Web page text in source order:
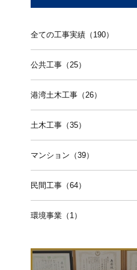
全ての工事実績（190）
公共工事（25）
港湾土木工事（26）
土木工事（35）
マンション（39）
民間工事（64）
環境事業（1）